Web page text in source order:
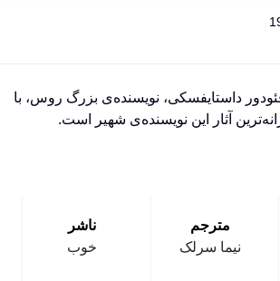
داستایفسکی، نویسنده‌ی بزرگ روس، با
آثار این نویسنده‌ی شهیر است.
مترجم
نیما سرلک
ناشر
خوب